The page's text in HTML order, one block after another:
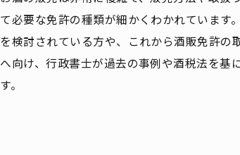
て必要な免許の種類が細かくわかれています
を検討されている方や、これから酒販免許の
へ向け、行政書士が過去の事例や酒税法を基
す。